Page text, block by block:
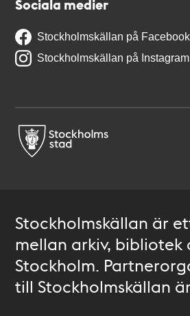
Sociala medier
Stockholmskällan på Facebook
Stockholmskällan på Instagram
Stockholmskällan är
mellan arkiv, bibliotek
Stockholm.
till Stockholmskällan